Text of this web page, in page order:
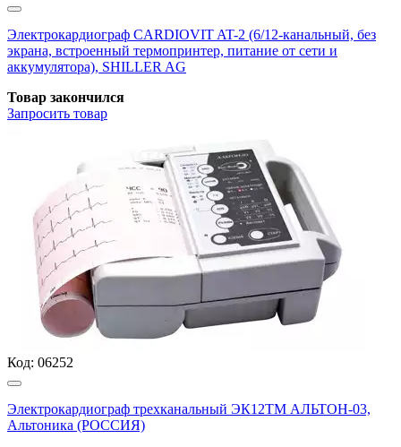
Электрокардиограф CARDIOVIT AT-2 (6/12-канальный, без
экрана, встроенный термопринтер, питание от сети и
аккумулятора), SHILLER AG
Товар закончился
Запросить товар
Код: 06252
Электрокардиограф трехканальный ЭК12ТМ АЛЬТОН-03,
Альтоника (РОССИЯ)